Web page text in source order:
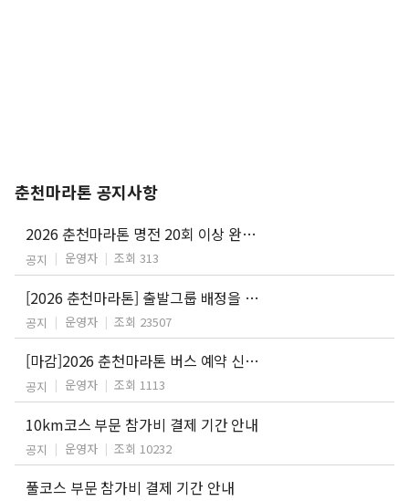
춘천마라톤 공지사항
2026 춘천마라톤 명전 20회 이상 완주자 특별접수 안내
공지 운영자 조회 313
[2026 춘천마라톤] 출발그룹 배정을 위한 기록증 제출 안내
공지 운영자 조회 23507
[마감]2026 춘천마라톤 버스 예약 신청 안내
공지 운영자 조회 1113
10km코스 부문 참가비 결제 기간 안내
공지 운영자 조회 10232
풀코스 부문 참가비 결제 기간 안내